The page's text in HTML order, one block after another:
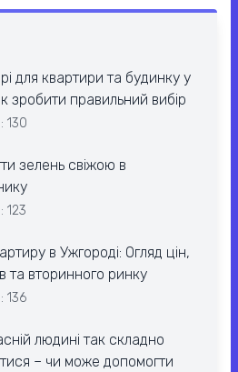
для квартири та будинку у
зробити правильний вибір
130
зелень свіжою в
123
в Ужгороді: Огляд цін,
та вторинного ринку
136
людині так складно
– чи може допомогти